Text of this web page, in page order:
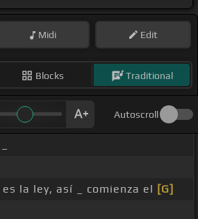
Midi Edit
Blocks Traditional
Autoscroll
la ley, así _ comienza el [G]